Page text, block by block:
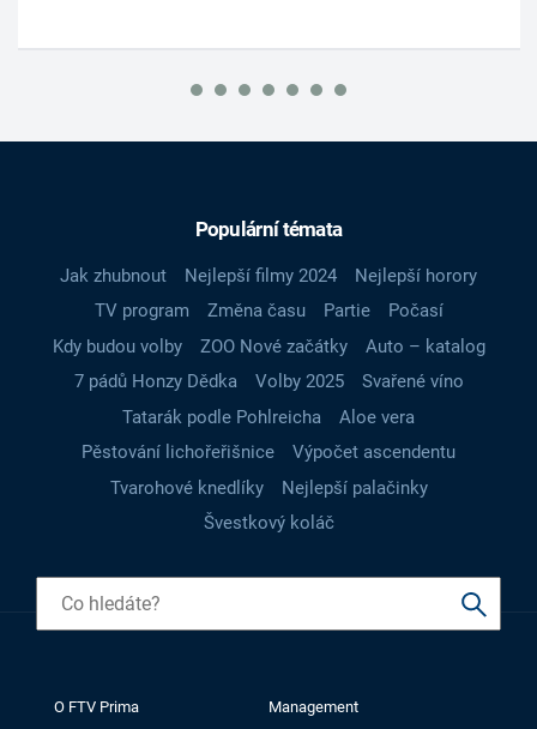
Populární témata
Jak zhubnout Nejlepší filmy 2024
Nejlepší horory
TV program
Změna času Partie
Počasí
Kdy budou volby
ZOO Nové začátky
Auto – katalog
7 pádů Honzy Dědka
Volby 2025
Svařené víno
Tatarák podle Pohlreicha
Aloe vera
Pěstování lichořeřišnice
Výpočet ascendentu
Tvarohové knedlíky
Nejlepší palačinky
Švestkový koláč
O FTV Prima Management